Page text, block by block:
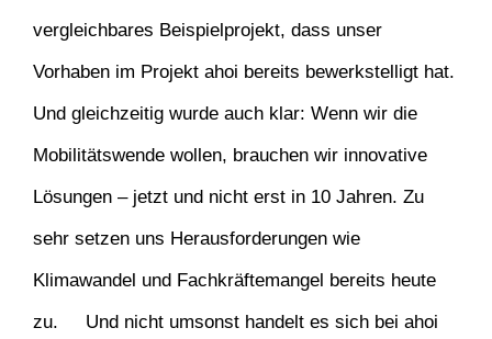
vergleichbares Beispielprojekt, dass unser
Vorhaben im Projekt ahoi bereits bewerkstelligt hat.
Und gleichzeitig wurde auch klar: Wenn wir die
Mobilitätswende wollen, brauchen wir innovative
Lösungen – jetzt und nicht erst in 10 Jahren. Zu
sehr setzen uns Herausforderungen wie
Klimawandel und Fachkräftemangel bereits heute
zu. Und nicht umsonst handelt es sich bei ahoi